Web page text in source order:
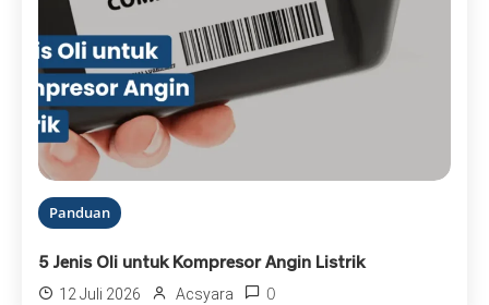
Panduan
5 Jenis Oli untuk Kompresor Angin Listrik
12 Juli 2026 Acsyara 0